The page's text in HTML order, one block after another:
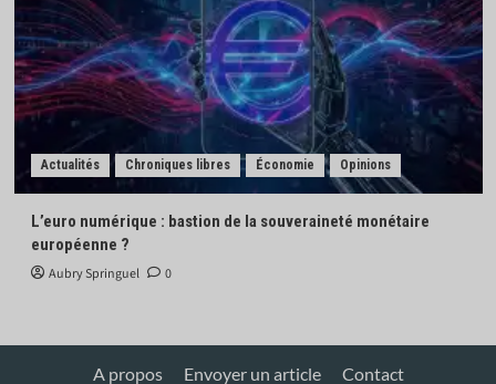
Actualités Chroniques libres Économie Opinions
L’euro numérique : bastion de la souveraineté monétaire
européenne ?
Aubry Springuel 0
A propos Envoyer un article Contact